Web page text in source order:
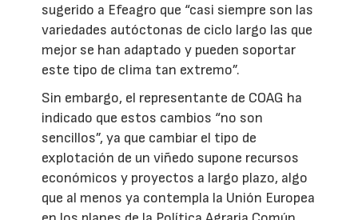
sugerido a Efeagro que “casi siempre son las
variedades autóctonas de ciclo largo las que
mejor se han adaptado y pueden soportar
este tipo de clima tan extremo”.
Sin embargo, el representante de COAG ha
indicado que estos cambios “no son
sencillos”, ya que cambiar el tipo de
explotación de un viñedo supone recursos
económicos y proyectos a largo plazo, algo
que al menos ya contempla la Unión Europea